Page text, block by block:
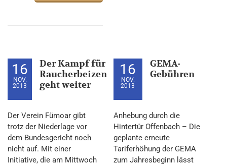
16
NOV.
2013
Der Kampf für
Raucherbeizen
geht weiter
Der Verein Fümoar gibt
trotz der Niederlage vor
dem Bundesgericht noch
nicht auf. Mit einer
Initiative, die am Mittwoch
16
NOV.
2013
GEMA-
Gebühren
Anhebung durch die
Hintertür Offenbach – Die
geplante erneute
Tariferhöhung der GEMA
zum Jahresbeginn lässt